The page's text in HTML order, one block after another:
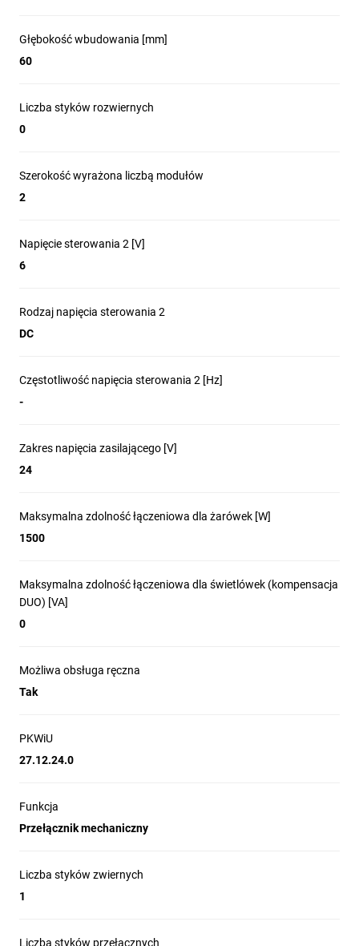
Głębokość wbudowania [mm]
60
Liczba styków rozwiernych
0
Szerokość wyrażona liczbą modułów
2
Napięcie sterowania 2 [V]
6
Rodzaj napięcia sterowania 2
DC
Częstotliwość napięcia sterowania 2 [Hz]
-
Zakres napięcia zasilającego [V]
24
Maksymalna zdolność łączeniowa dla żarówek [W]
1500
Maksymalna zdolność łączeniowa dla świetlówek (kompensacja
DUO) [VA]
0
Możliwa obsługa ręczna
Tak
PKWiU
27.12.24.0
Funkcja
Przełącznik mechaniczny
Liczba styków zwiernych
1
Liczba styków przełącznych